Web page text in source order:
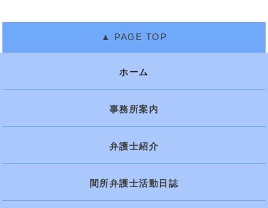
ホーム
事務所案内
弁護士紹介
間所弁護士活動日誌